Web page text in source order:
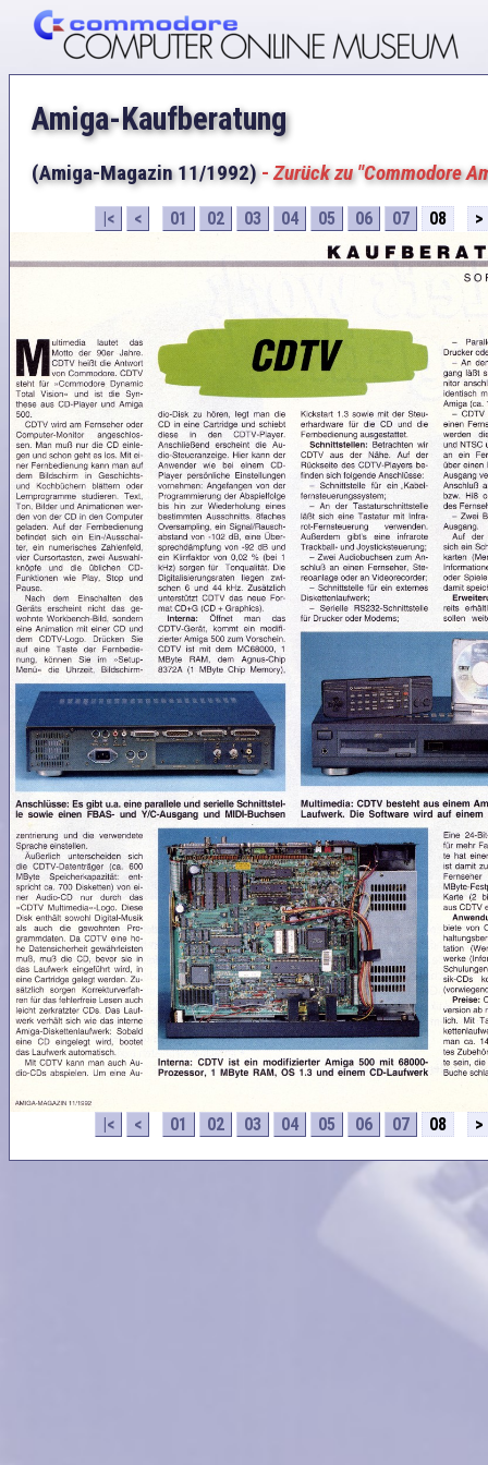
Amiga-Kaufberatung
(Amiga-Magazin 11/1992)-Zurück zu "Commodore
|< < 01 02 03 04 05 06 07 08 >
|< < 01 02 03 04 05 06 07 08 >